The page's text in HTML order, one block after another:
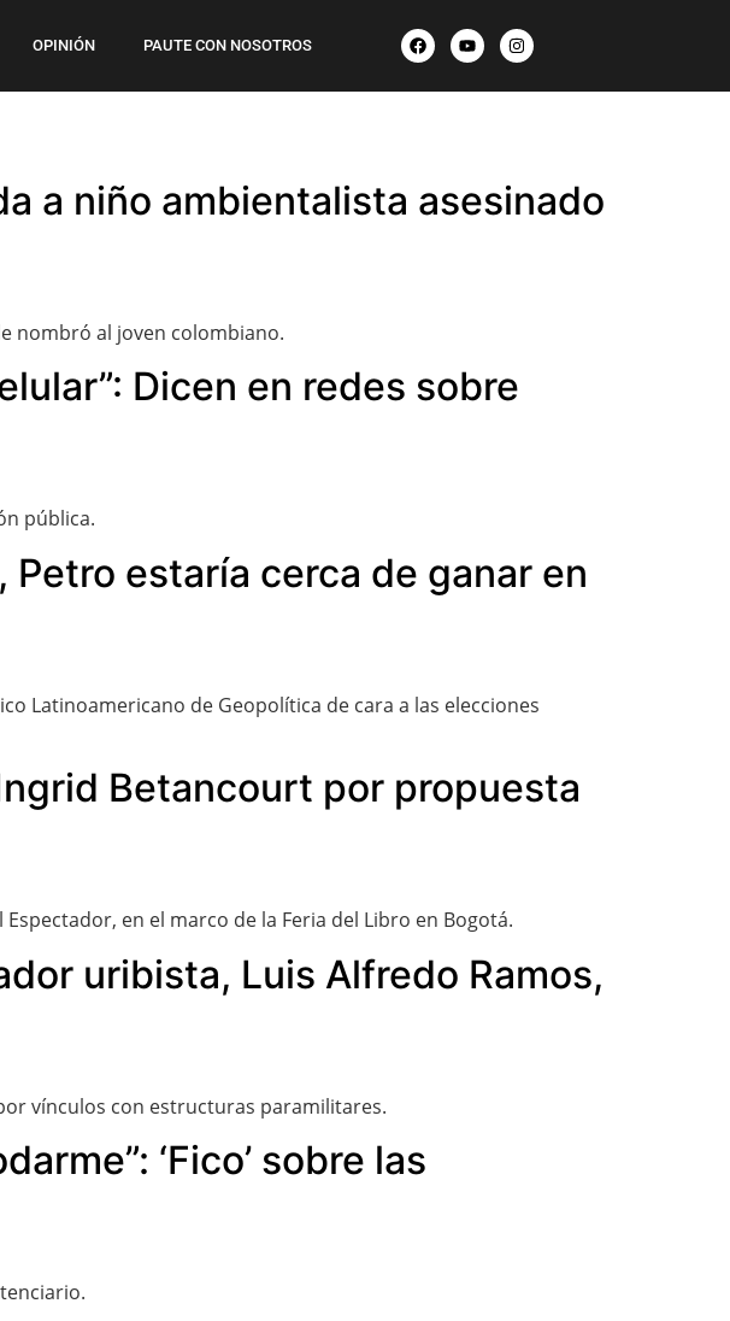
OPINIÓN PAUTE CON NOSOTROS
a niño ambientalista asesinado
nombró al joven colombiano.
Dicen en redes sobre
pública.
estaría cerca de ganar en
Latinoamericano de Geopolítica de cara a las elecciones
Betancourt por propuesta
en el marco de la Feria del Libro en Bogotá.
uribista, Luis Alfredo Ramos,
vínculos con estructuras paramilitares.
‘Fico’ sobre las